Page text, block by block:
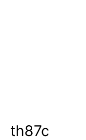
th87c